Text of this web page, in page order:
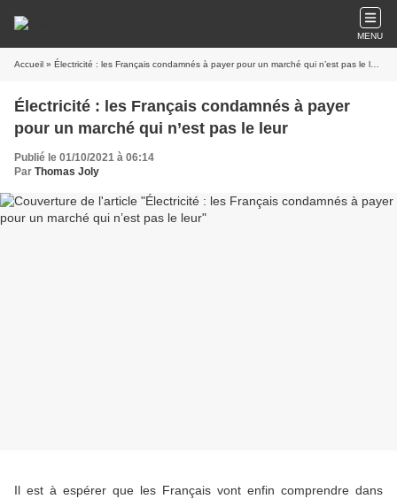
MENU
Accueil » Électricité : les Français condamnés à payer pour un marché qui n’est pas le leur
Électricité : les Français condamnés à payer
pour un marché qui n’est pas le leur
Publié le 01/10/2021 à 06:14
Par Thomas Joly
Il est à espérer que les Français vont enfin comprendre dans